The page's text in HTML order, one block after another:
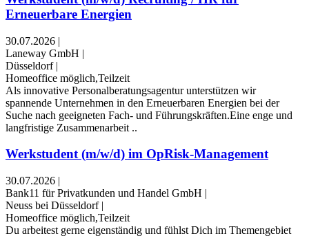
Erneuerbare Energien
30.07.2026 |
Laneway GmbH |
Düsseldorf |
Homeoffice möglich,Teilzeit
Als innovative Personalberatungsagentur unterstützen wir
spannende Unternehmen in den Erneuerbaren Energien bei der
Suche nach geeigneten Fach- und Führungskräften.Eine enge und
langfristige Zusammenarbeit ..
Werkstudent (m/w/d) im OpRisk-Management
30.07.2026 |
Bank11 für Privatkunden und Handel GmbH |
Neuss bei Düsseldorf |
Homeoffice möglich,Teilzeit
Du arbeitest gerne eigenständig und fühlst Dich im Themengebiet